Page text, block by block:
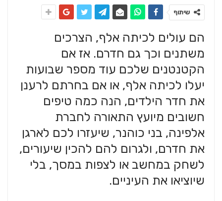
שיתוף
הם עולים לכיתה אלף, הצרכים
משתנים וכך גם חדרם. אז אם
הקטנטנים שלכם עוד מספר שבועות
יעלו לכיתה אלף, או אם בחרתם לרענן
את חדר הילדים, הנה כמה טיפים
חשובים מיועץ התאורה לחברת
אלפינה, בני כוהנר, שיעזרו לכם לארגן
את חדרם, ולגרום להם להכין שיעורים,
לשחק במחשב או לצפות במסך, בלי
שיוציאו את העיניים.